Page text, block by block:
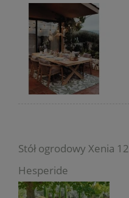
Stół ogrodowy Xenia
Hesperide